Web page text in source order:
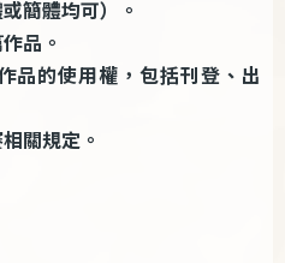
簡體均可）。
品。
品的使用權，包括刊登、出
關規定。